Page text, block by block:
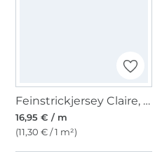
Feinstrickjersey Claire, ocker
16,95 € / m
(11,30 € / 1 m²)